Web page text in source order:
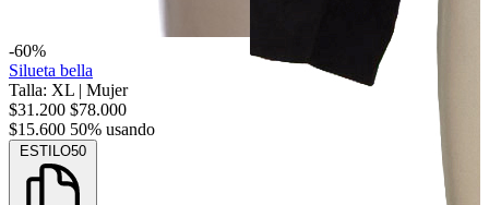
-60%
Silueta bella
Talla: XL | Mujer
$31.200 $78.000
$15.600 50% usando
ESTILO50